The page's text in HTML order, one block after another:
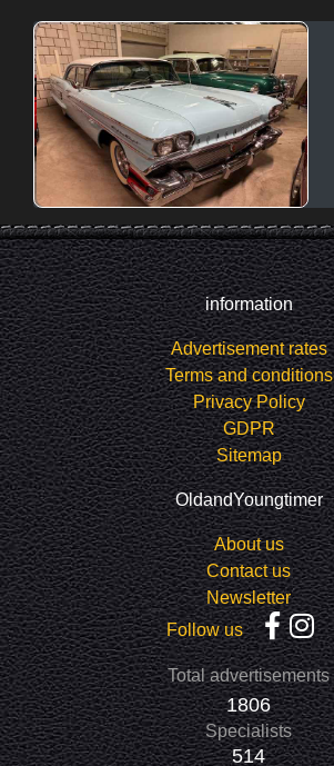
information
Advertisement rates
Terms and conditions
Privacy Policy
GDPR
Sitemap
OldandYoungtimer
About us
Contact us
Newsletter
Follow us
Total advertisements
1806
Specialists
514